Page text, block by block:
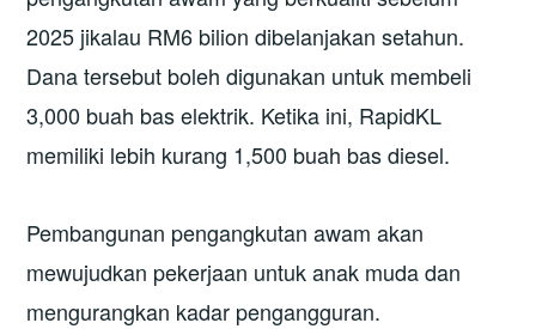
2025 jikalau RM6 bilion dibelanjakan setahun.
Dana tersebut boleh digunakan untuk membeli
3,000 buah bas elektrik. Ketika ini, RapidKL
memiliki lebih kurang 1,500 buah bas diesel.
Pembangunan pengangkutan awam akan
mewujudkan pekerjaan untuk anak muda dan
mengurangkan kadar pengangguran.